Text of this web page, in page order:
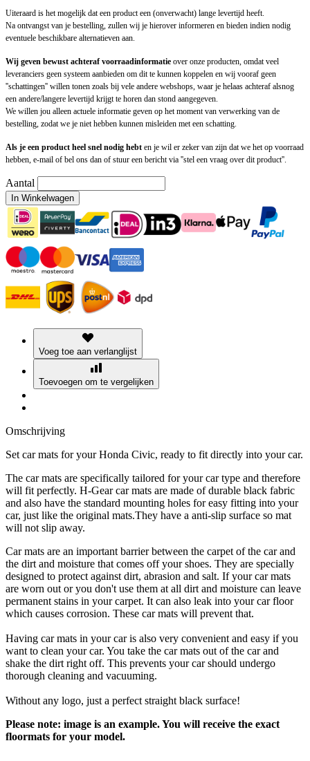
Uiteraard is het mogelijk dat een product een (onverwacht) lange levertijd heeft.
Na ontvangst van je bestelling, zullen wij je hierover informeren en bieden indien nodig
eventuele beschikbare alternatieven aan.
Wij geven bewust achteraf voorraadinformatie over onze producten, omdat veel
leveranciers geen systeem aanbieden om dit te kunnen koppelen en wij vooraf geen
''schattingen'' willen tonen zoals bij vele andere webshops, waar je helaas achteraf alsnog
een andere/langere levertijd krijgt te horen dan stond aangegeven.
We willen jou alleen actuele informatie geven op het moment van verwerking van de
bestelling, zodat we je niet hebben kunnen misleiden met een schatting.
Als je een product heel snel nodig hebt en je wil er zeker van zijn dat we het op voorraad
hebben, e-mail of bel ons dan of stuur een bericht via ''stel een vraag over dit product''.
Aantal
In Winkelwagen
Voeg toe aan verlanglijst
Toevoegen om te vergelijken
Omschrijving
Set car mats for your Honda Civic, ready to fit directly into your car.
The car mats are specifically tailored for your car type and therefore
will fit perfectly. H-Gear car mats are made of durable black fabric
and also have the standard mounting holes for easy fitting into your
car, just like the original mats.They have a anti-slip surface so mat
will not slip away.
Car mats are an important barrier between the carpet of the car and
the dirt and moisture that comes off your shoes. They are specially
designed to protect against dirt, abrasion and salt. If your car mats
are worn out or you don't use them at all dirt and moisture can leave
permanent stains in your carpet. It can also leak into your car floor
which causes corrosion. These car mats will prevent that.
Having car mats in your car is also very convenient and easy if you
want to clean your car. You take the car mats out of the car and
shake the dirt right off. This prevents your car should undergo
thorough cleaning and vacuuming.
Without any logo, just a perfect straight black surface!
Please note: image is an example. You will receive the exact
floormats for your model.